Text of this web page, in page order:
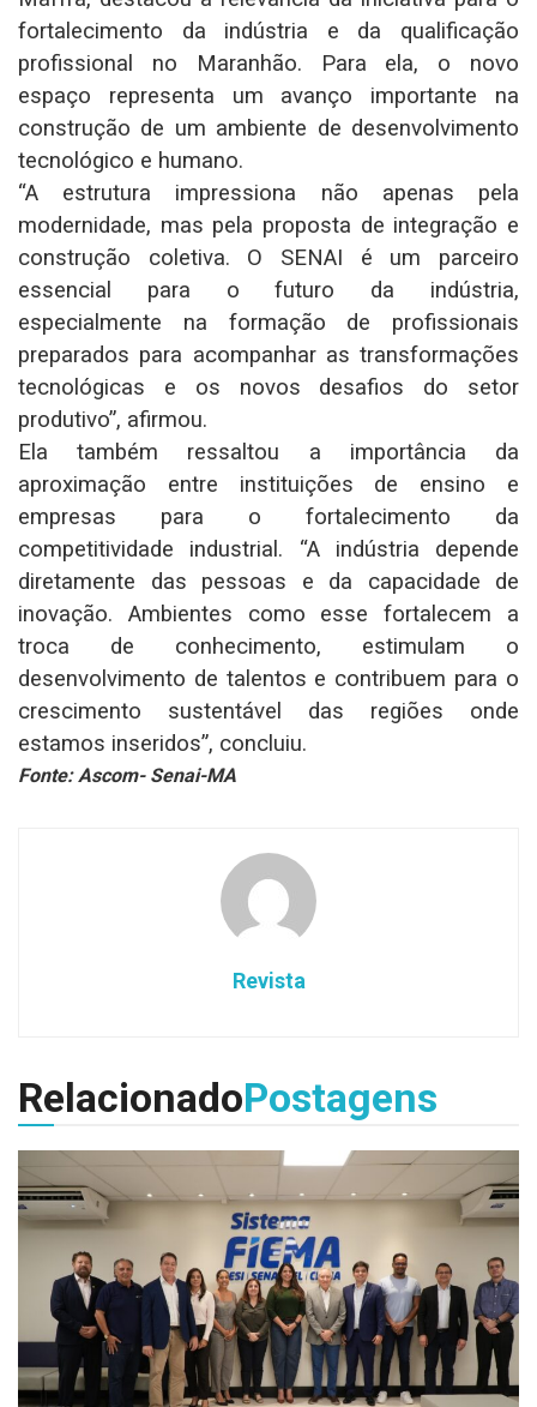
fortalecimento da indústria e da qualificação
profissional no Maranhão. Para ela, o novo
espaço representa um avanço importante na
construção de um ambiente de desenvolvimento
tecnológico e humano.
“A estrutura impressiona não apenas pela
modernidade, mas pela proposta de integração e
construção coletiva. O SENAI é um parceiro
essencial para o futuro da indústria,
especialmente na formação de profissionais
preparados para acompanhar as transformações
tecnológicas e os novos desafios do setor
produtivo”, afirmou.
Ela também ressaltou a importância da
aproximação entre instituições de ensino e
empresas para o fortalecimento da
competitividade industrial. “A indústria depende
diretamente das pessoas e da capacidade de
inovação. Ambientes como esse fortalecem a
troca de conhecimento, estimulam o
desenvolvimento de talentos e contribuem para o
crescimento sustentável das regiões onde
estamos inseridos”, concluiu.
Fonte: Ascom- Senai-MA
Revista
RelacionadoPostagens